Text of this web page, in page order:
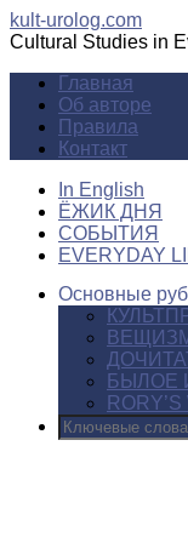
kult-urolog.com
Cultural Studies in
Главная
Об авторе
Правила
Контакт
In English
ЁЖИК ДНЯ
СОБЫТИЯ
EVERYDAY
Основные
БЫЛОЕ